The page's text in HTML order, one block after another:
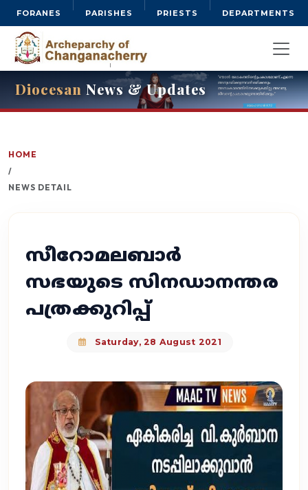
FORANES PARISHES PRIESTS DEPARTMENTS
Diocesan News & Updates
HOME
/
NEWS DETAIL
സീറോമലബാർ
സഭയുടെ സിനഡാനന്തര
പത്രക്കുറിപ്പ്
Saturday, 28 August 2021